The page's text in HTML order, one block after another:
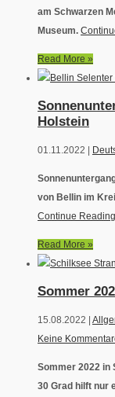
am Schwarzen
Museum.
Read More »
Holstein
01.11.2022 |
von Bellin im
Continue Reading
Read More »
Sommer
15.08.2022 |
Keine
Sommer 2022 in
30 Grad hilft nur